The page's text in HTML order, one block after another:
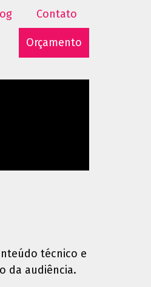
Contato
Orçamento
técnico e
da audiência.